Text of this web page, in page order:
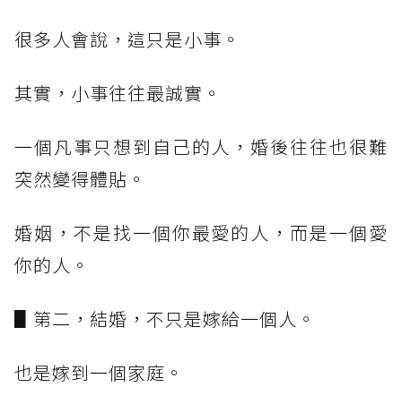
很多人會說，這只是小事。
其實，小事往往最誠實。
一個凡事只想到自己的人，婚後往往也很難
突然變得體貼。
婚姻，不是找一個你最愛的人，而是一個愛
你的人。
▋第二，結婚，不只是嫁給一個人。
也是嫁到一個家庭。